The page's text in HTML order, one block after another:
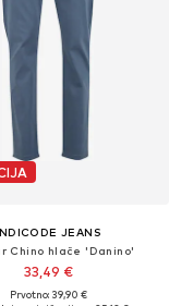
JEANS
Chino hlače 'Danino'
33,49 €
Prvotno: 39,90 €